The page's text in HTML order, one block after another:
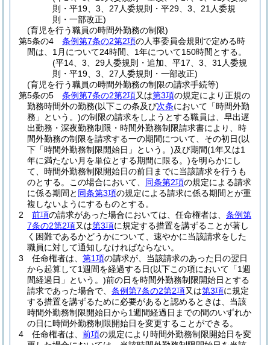
則・平19、3、27人委規則・平29、3、21人委規
則・一部改正)
(育児を行う職員の時間外勤務の制限)
第5条の4
条例第7条の2第2項の人事委員会規則で定める時
間は、1月について24時間、1年について150時間とする。
(平14、3、29人委規則・追加、平17、3、31人委規
則・平19、3、27人委規則・一部改正)
(育児を行う職員の時間外勤務の制限の請求手続等)
第5条の5
条例第7条の2第2項又は第3項の規定により正規の
勤務時間外の勤務(以下この条及び次条において「時間外勤
務」という。)の制限の請求をしようとする職員は、早出遅
出勤務・深夜勤務制限・時間外勤務制限請求書により、時
間外勤務の制限を請求する一の期間について、その初日(以
下「時間外勤務制限開始日」という。)及び期間(1年又は1
年に満たない月を単位とする期間に限る。)を明らかにし
て、時間外勤務制限開始日の前日までに当該請求を行うも
のとする。
この場合において、 同条第2項の規定による請求
に係る期間と 同条第3項の規定による請求に係る期間とが重
複しないようにするものとする。
2
前項の請求があった場合においては、任命権者は、 条例第
7条の2第2項又は第3項に規定する措置を講ずることが著し
く困難であるかどうかについて、速やかに当該請求をした
職員に対して通知しなければならない。
3
任命権者は、 第1項の請求が、当該請求のあった日の翌日
から起算して1週間を経過する日(以下この項において「1週
間経過日」という。)前の日を時間外勤務制限開始日とする
請求であった場合で、 条例第7条の2第2項又は第3項に規定
する措置を講ずるために必要があると認めるときは、当該
時間外勤務制限開始日から1週間経過日までの間のいずれか
の日に時間外勤務制限開始日を変更することができる。
4
任命権者は、 前項の規定により時間外勤務制限開始日を変